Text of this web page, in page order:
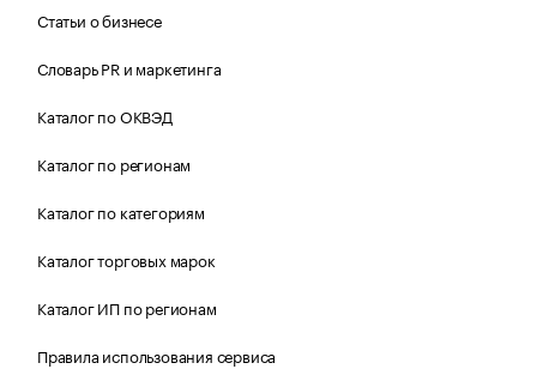
Статьи о бизнесе
Словарь PR и маркетинга
Каталог по ОКВЭД
Каталог по регионам
Каталог по категориям
Каталог торговых марок
Каталог ИП по регионам
Правила использования сервиса